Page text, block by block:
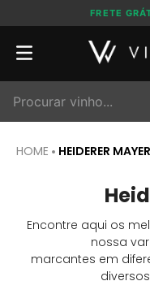
FRETE
HEIDERER MAYER
Encontre aqui os
nossa
marcantes em